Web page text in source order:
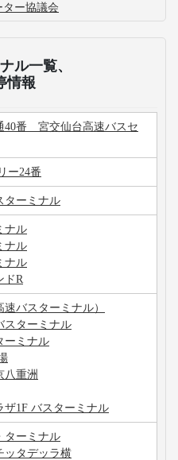
ー協議会
ル一覧、
情報
40番 宮交仙台高速バスセ
ー24番
ターミナル
ナル
ナル
ナル
ドR
バスターミナル）
スターミナル
ーミナル
八重洲
ザ1F バスターミナル
ターミナル
タデッラ横